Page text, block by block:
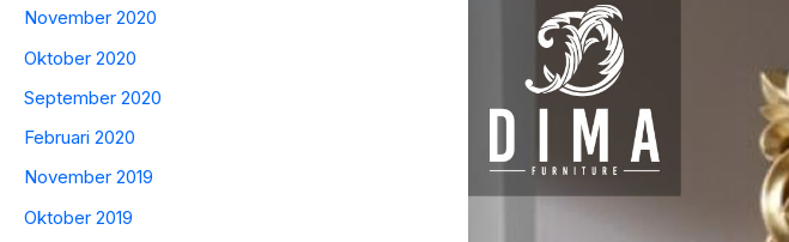
November 2020
Oktober 2020
September 2020
Februari 2020
November 2019
Oktober 2019